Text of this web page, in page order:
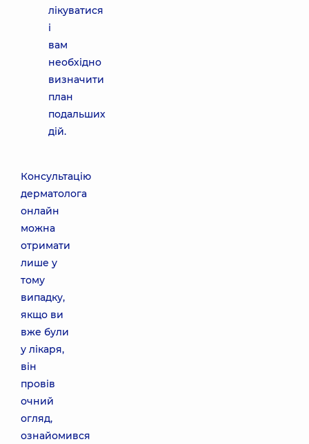
лікуватися
і
вам
необхідно
визначити
план
подальших
дій.
Консультацію
дерматолога
онлайн
можна
отримати
лише у
тому
випадку,
якщо ви
вже були
у лікаря,
він
провів
очний
огляд,
ознайомився